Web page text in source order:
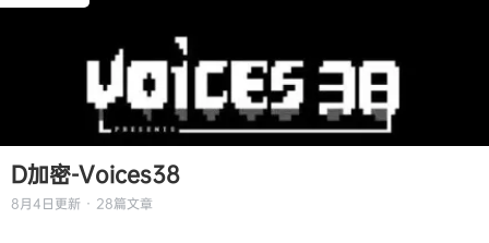
D加密-Voices38
8月4日更新 · 28篇文章